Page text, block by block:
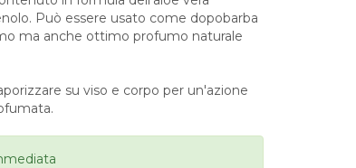
Può essere usato come dopobarba
ma anche ottimo profumo naturale
su viso e corpo per un'azione